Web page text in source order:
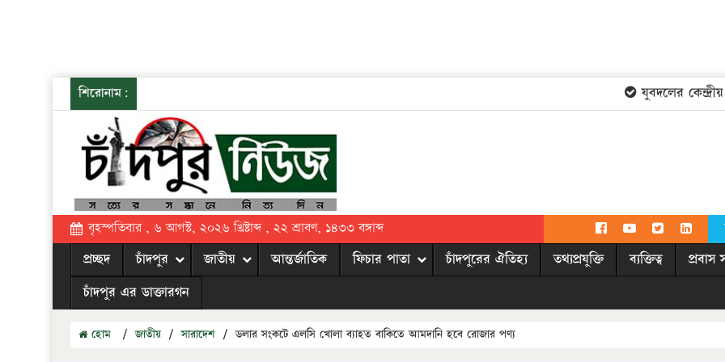
শিরোনাম: যুবদলের কেন্দ্রীয়
বৃহস্পতিবার , ৬ আগস্ট, ২০২৬ খ্রিষ্টাব্দ , ২২ শ্রাবণ, ১৪৩৩ বঙ্গাব্দ
প্রচ্ছদ চাঁদপুর জাতীয় আন্তর্জাতিক ফিচার পাতা চাঁদপুরের ঐতিহ্য তথ্যপ্রযুক্তি ব্যক্তিত্ব প্রবাস
চাঁদপুর এর ডাক্তারগন
হোম / জাতীয় / সারাদেশ / ডলার সংকটে এলসি খোলা ব্যাহত বাকিতে আমদানি হবে রোজার পণ্য